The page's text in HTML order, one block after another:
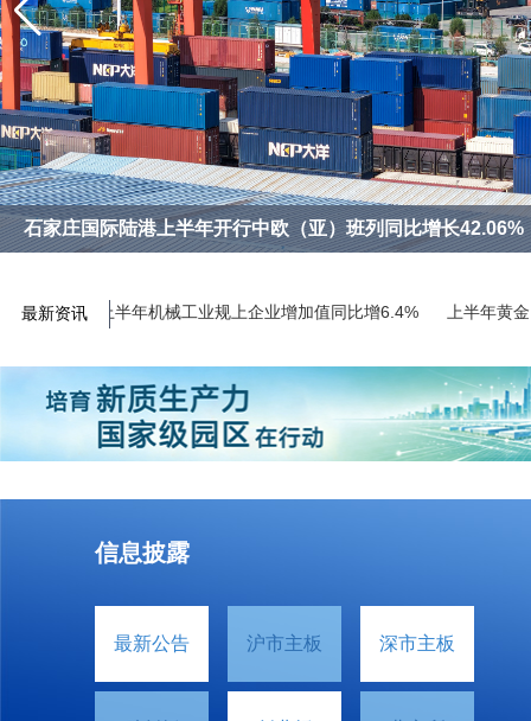
石家庄国际陆港上半年开行中欧（亚）班列同比增长42.06%
最新资讯
上半年机械工业规上企业增加值同比增6.4% 上半年黄金ETF
信息披露
最新公告 沪市主板 深市主板